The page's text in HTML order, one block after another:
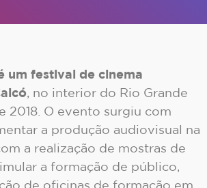
um festival de cinema
, no interior do Rio Grande
2018. O evento surgiu com
a produção audiovisual na
a realização de mostras de
a formação de público,
de oficinas de formação em